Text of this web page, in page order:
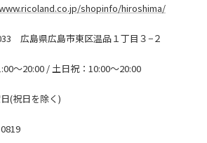
shopinfo/hiroshima/
広島県広島市東区温品１丁目３−２
～20:00 / 土日祝：10:00～20:00
(祝日を除く)